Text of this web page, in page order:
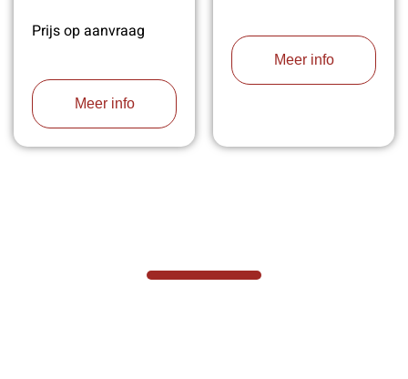
Prijs op aanvraag
Meer info
Meer info